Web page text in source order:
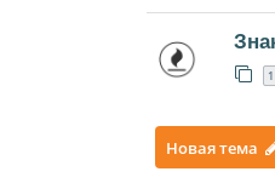
1
Новая тема